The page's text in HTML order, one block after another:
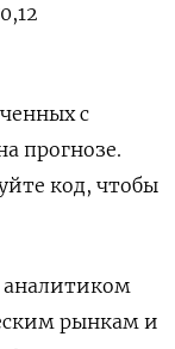
с
прогнозе.
код, чтобы
аналитиком
рынкам и